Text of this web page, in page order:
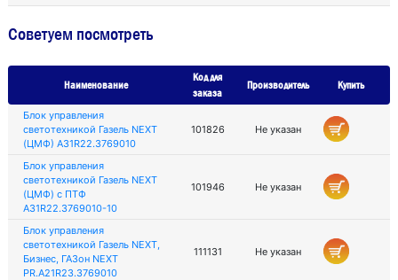
Советуем посмотреть
Наименование
Код для
заказа
Производитель Купить
Блок управления
светотехникой Газель NEXT
(ЦМФ) A31R22.3769010
101826 Не указан
Блок управления
светотехникой Газель NEXT
(ЦМФ) c ПТФ
A31R22.3769010-10
101946 Не указан
Блок управления
светотехникой Газель NEXT,
Бизнес, ГАЗон NEXT
PR.А21R23.3769010
111131 Не указан